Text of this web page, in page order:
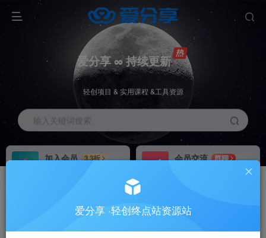
爱分享 ∞ 持续更新
轻创项目 & 实用课程 &工具资源
输入关键词搜索
加入会员
3.3折
会员交流
群聊
推广返佣高达70%
24小时自动赚钱
爱分享 ·轻创终点站资源站